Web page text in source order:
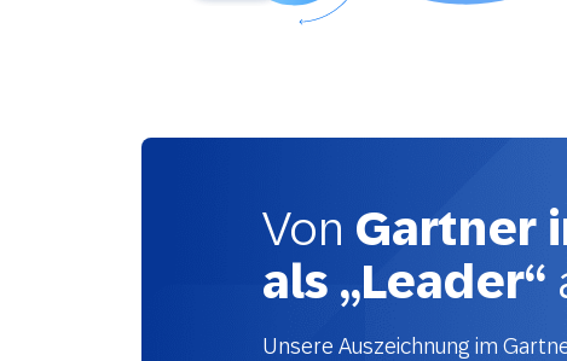
Von Gartner
als „Leader“
Unsere Auszeichnung im